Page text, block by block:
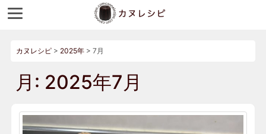
カヌレシピ> 2025年> 7月
月: 2025年7月